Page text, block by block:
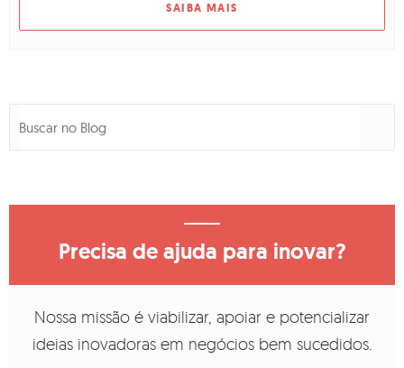
SAIBA MAIS
Precisa de ajuda para inovar?
Nossa missão é viabilizar, apoiar e potencializar
ideias inovadoras em negócios bem sucedidos.